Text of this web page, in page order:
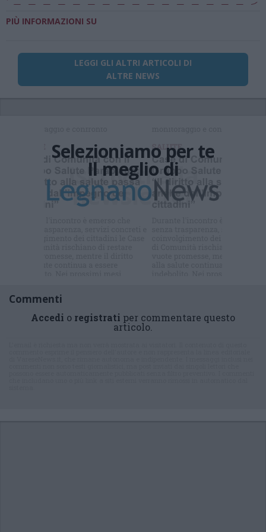
PIÙ INFORMAZIONI SU
LEGGI GLI ALTRI ARTICOLI DI
ALTRE NEWS
Selezioniamo per te
Il meglio di
Commenti
Accedi o registrati per commentare questo
articolo.